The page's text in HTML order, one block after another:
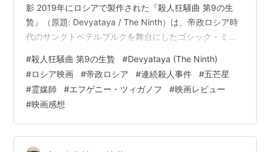
影 2019年にロシアで製作された『殺人狂騒曲 第9の生
贄』（原題: Devyataya / The Ninth）は、帝政ロシア時
代のサンクトペテルブルクを舞台にしたゴシック・ミス
と、そこに浮かび上がるオカルト儀式の謎を、型破りな
警部とイギリスから来た霊媒師が追う姿を描きます。シ
ャーロック・ホームズのような本格推理の要素と、魔術
的でダークな世界観が融合したエンターテインメント作
品です。
#殺人狂騒曲 第9の生贄 #Devyataya (The Ninth)
#ロシア映画 #帝政ロシア #連続殺人事件 #五芒星
#霊媒師 #エフゲニー・ツィガノフ #映画レビュー
#映画感想